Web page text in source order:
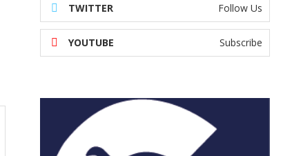
TWITTER Follow Us
YOUTUBE Subscribe